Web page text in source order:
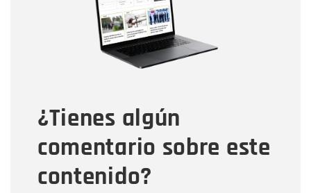
¿Tienes algún
comentario sobre este
contenido?
Correo electrónico
Tipo de comentario
Mensaje